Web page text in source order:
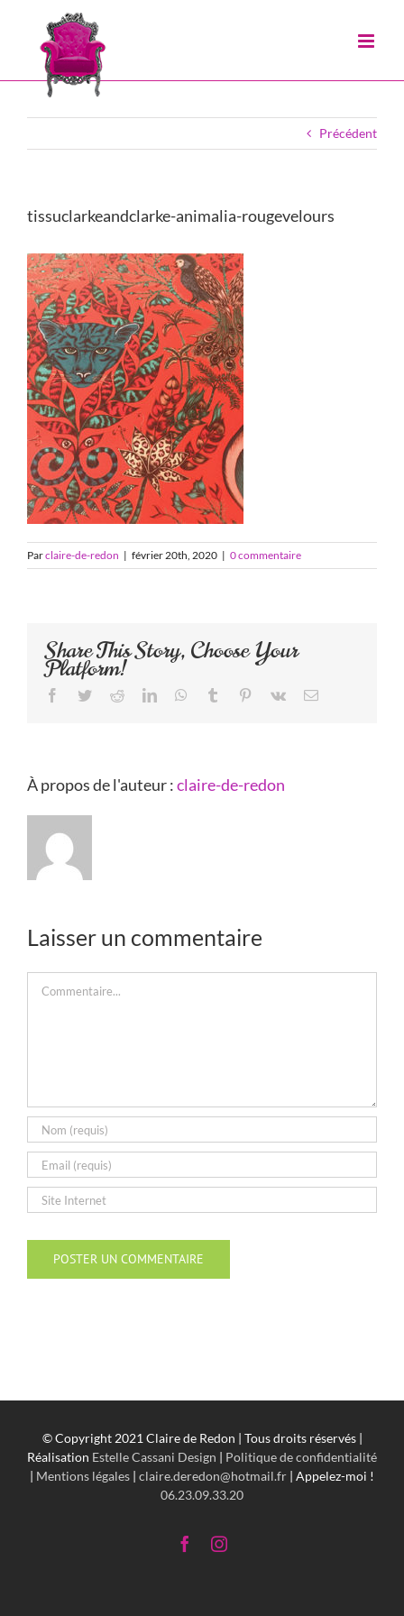
contenu
Précédent
tissuclarkeandclarke-animalia-rougevelours
Parclaire-de-redon | février 20th, 2020 | 0 commentaire
Share This Story, Choose Your
Platform!
Facebook
TwitterRedditLinkedInWhatsApp
Tumblr Pinterest
Vk Email
À propos de l'auteur :claire-de-redon
Laisser un commentaire
© Copyright 2021 Claire de Redon | Tous droits réservés |
Réalisation Estelle Cassani Design | Politique de confidentialité
| Mentions légales | claire.deredon@hotmail.fr | Appelez-moi !
06.23.09.33.20
FacebookInstagram